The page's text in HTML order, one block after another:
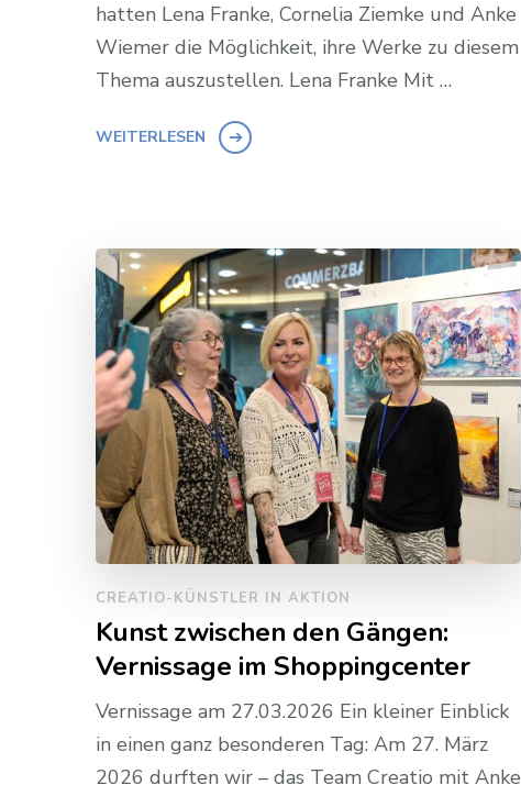
hatten Lena Franke, Cornelia Ziemke und Anke
Wiemer die Möglichkeit, ihre Werke zu diesem
Thema auszustellen. Lena Franke Mit …
WEITERLESEN
CREATIO-KÜNSTLER IN AKTION
Kunst zwischen den Gängen:
Vernissage im Shoppingcenter
Vernissage am 27.03.2026 Ein kleiner Einblick
in einen ganz besonderen Tag: Am 27. März
2026 durften wir – das Team Creatio mit Anke